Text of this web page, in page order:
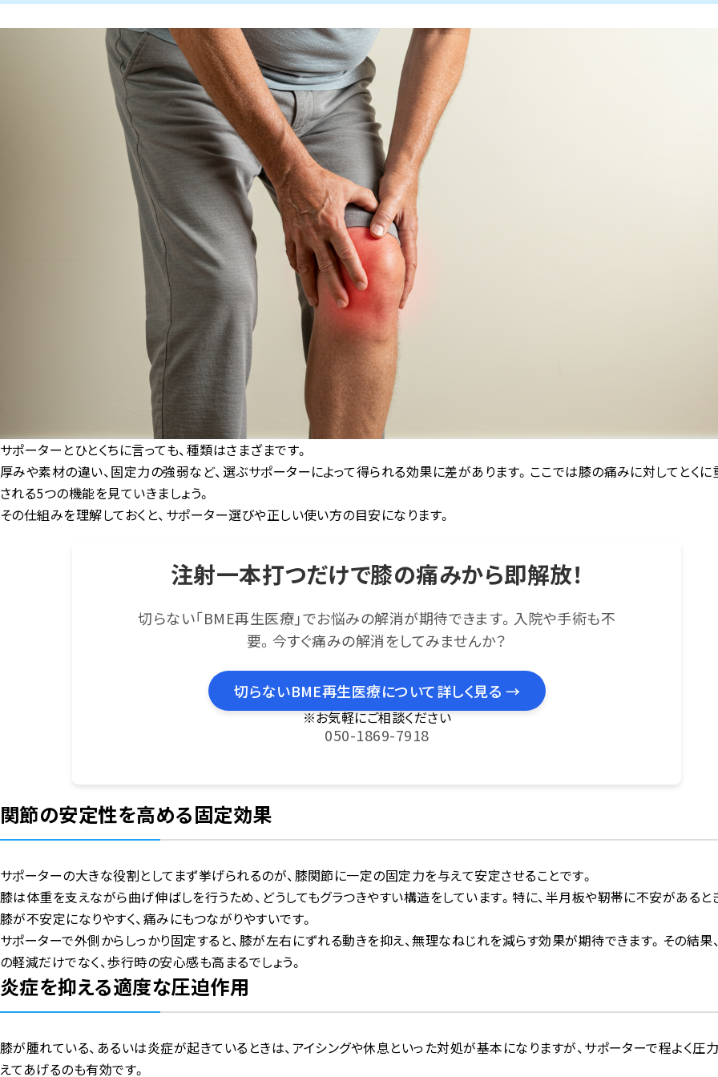
サポーターとひとくちに言っても、種類はさまざまです。
厚みや素材の違い、固定力の強弱など、選ぶサポーターによって得られる効果に差があります。ここでは膝の痛みに対してとくに
される5つの機能を見ていきましょう。
その仕組みを理解しておくと、サポーター選びや正しい使い方の目安になります。
注射一本打つだけで膝の痛みから即解放！
切らない「BME再生医療」でお悩みの解消が期待できます。入院や手術も不
要。今すぐ痛みの解消をしてみませんか？
切らないBME再生医療について詳しく見る →
※お気軽にご相談ください
050-1869-7918
関節の安定性を高める固定効果
サポーターの大きな役割としてまず挙げられるのが、膝関節に一定の固定力を与えて安定させることです。
膝は体重を支えながら曲げ伸ばしを行うため、どうしてもグラつきやすい構造をしています。特に、半月板や靭帯に不安があると
膝が不安定になりやすく、痛みにもつながりやすいです。
サポーターで外側からしっかり固定すると、膝が左右にずれる動きを抑え、無理なねじれを減らす効果が期待できます。その結果
の軽減だけでなく、歩行時の安心感も高まるでしょう。
炎症を抑える適度な圧迫作用
膝が腫れている、あるいは炎症が起きているときは、アイシングや休息といった対処が基本になりますが、サポーターで程よく圧
えてあげるのも有効です。